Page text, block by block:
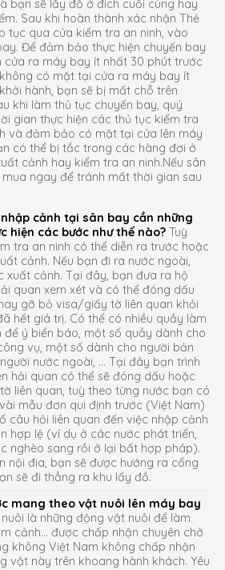
bạn sẽ lấy đồ ở đích cuối cùng hay
Sau khi hoàn thành xác nhận Thẻ
tục qua cửa kiểm tra an ninh, vào
Để đảm bảo thực hiện chuyến bay
cửa ra máy bay ít nhất 30 phút trước
có mặt tại cửa ra máy bay ít
hành, bạn sẽ bị mất chỗ trên
khi làm thủ tục chuyến bay, quý
gian thực hiện các thủ tục kiểm tra
và đảm bảo có mặt tại cửa lên máy
có thể bị tắc trong các hàng đợi ở
cảnh hay kiểm tra an ninh.Nếu sân
ngay để tránh mất thời gian sau
cảnh tại sân bay cần những
hiện các bước như thế nào? Tuỳ
tra an ninh có thể diễn ra trước hoặc
cảnh. Nếu bạn đi ra nước ngoài,
xuất cảnh. Tại đây, bạn đưa ra hộ
quan xem xét và có thể đóng dấu
gỡ bỏ visa/giấy tờ liên quan khỏi
hết giá trị. Có thể có nhiều quầy làm
để ý biển báo, một số quầy dành cho
vụ, một số dành cho người bản
nước ngoài, … Tại đây bạn trình
hải quan có thể sẽ đóng dấu hoặc
liên quan, tuỳ theo từng nước bạn có
mẫu đơn qui định trước (Việt Nam)
câu hỏi liên quan đến việc nhập cảnh
hợp lệ (ví dụ ở các nước phát triển,
nghèo sang rồi ở lại bất hợp pháp).
nội địa, bạn sẽ được hướng ra cổng
sẽ đi thẳng ra khu lấy đồ.
mang theo vật nuôi lên máy bay
là những động vật nuôi để làm
cảnh… được chấp nhận chuyên chở
không Việt Nam không chấp nhận
vật này trên khoang hành khách. Yêu